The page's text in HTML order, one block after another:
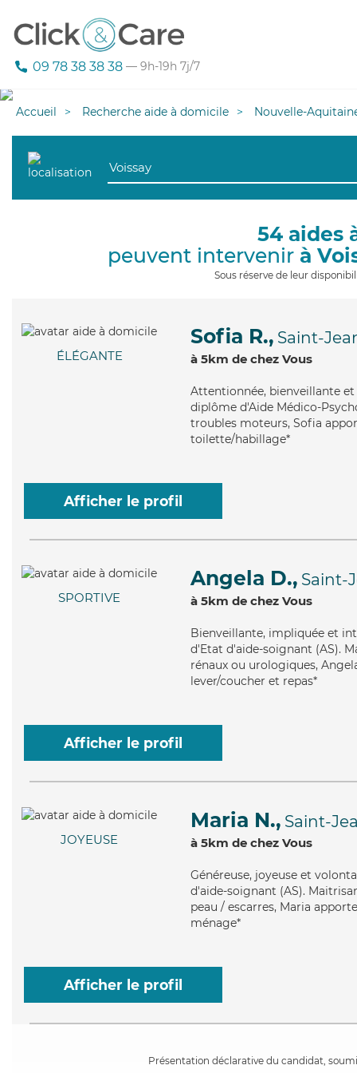
09 78 38 38 38 — 9h-19h 7j/7
Accueil Recherche aide à domicile Nouvelle-
54 aides
peuvent intervenir à
Sous réserve de leur
ÉLÉGANTE
Sofia R., Saint-
à 5km de chez Vous
Attentionnée, bienveillante et
diplôme d'Aide Médico-
troubles moteurs, Sofia
toilette/habillage*
Afficher le profil
SPORTIVE
Angela D., Saint-
à 5km de chez Vous
Bienveillante, impliquée et
d'Etat d'aide-soignant (AS).
rénaux ou urologiques,
lever/coucher et repas*
Afficher le profil
JOYEUSE
Maria N., Saint-
à 5km de chez Vous
Généreuse, joyeuse et
d'aide-soignant (AS).
peau / escarres, Maria
ménage*
Afficher le profil
Présentation déclarative du candidat,